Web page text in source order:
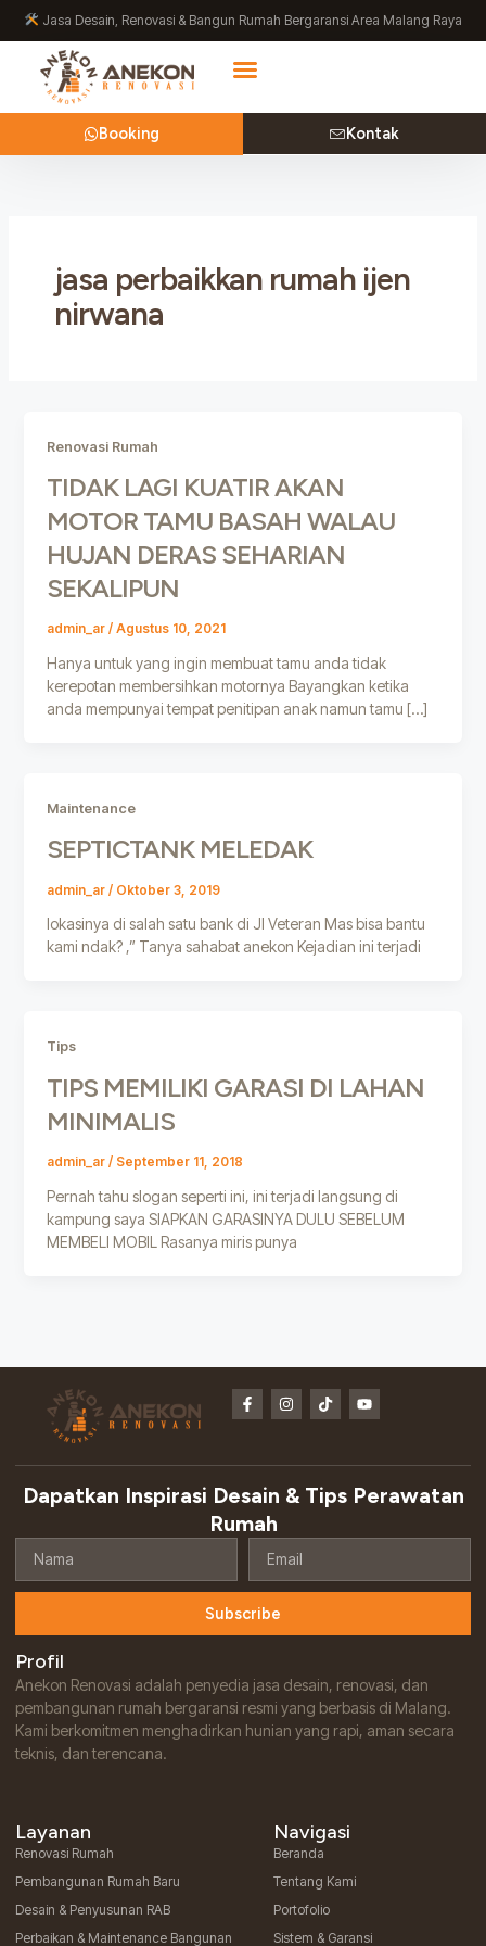
Lewati
Jasa Desain, Renovasi & Bangun Rumah Bergaransi Area Malang Raya
Booking Kontak
jasa perbaikkan rumah ijen
nirwana
Renovasi Rumah
TIDAK LAGI KUATIR AKAN
MOTOR TAMU BASAH WALAU
HUJAN DERAS SEHARIAN
SEKALIPUN
admin_ar / Agustus 10, 2021
Hanya untuk yang ingin membuat tamu anda tidak
kerepotan membersihkan motornya Bayangkan ketika
anda mempunyai tempat penitipan anak namun tamu […]
Maintenance
SEPTICTANK MELEDAK
admin_ar / Oktober 3, 2019
lokasinya di salah satu bank di Jl Veteran Mas bisa bantu
kami ndak? ,” Tanya sahabat anekon Kejadian ini terjadi
Tips
TIPS MEMILIKI GARASI DI LAHAN
MINIMALIS
admin_ar / September 11, 2018
Pernah tahu slogan seperti ini, ini terjadi langsung di
kampung saya SIAPKAN GARASINYA DULU SEBELUM
MEMBELI MOBIL Rasanya miris punya
F
a
c
o
k
-
f
I
n
s
g
r
a
T
i
k
k
Y
o
u
b
e
Dapatkan Inspirasi Desain & Tips Perawatan
Rumah
Subscribe
Profil
Anekon Renovasi adalah penyedia jasa desain, renovasi, dan
pembangunan rumah bergaransi resmi yang berbasis di Malang.
Kami berkomitmen menghadirkan hunian yang rapi, aman secara
teknis, dan terencana.
Layanan
Renovasi Rumah
Pembangunan Rumah Baru
Desain & Penyusunan RAB
Perbaikan & Maintenance Bangunan
Navigasi
Beranda
Tentang Kami
Portofolio
Sistem & Garansi